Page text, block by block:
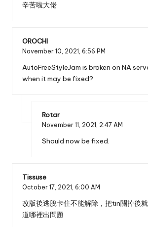
辛苦啦大佬
OROCHl
November 10, 2021, 6:56 PM
AutoFreeStyleJam is broken on NA
when it may be fixed?
Rotar
November 11, 2021, 2:47 AM
Should now be fixed.
Tissuse
October 17, 2021, 6:00 AM
改版後逃脫卡住不能解除，把tin關掉後
道哪裡出問題